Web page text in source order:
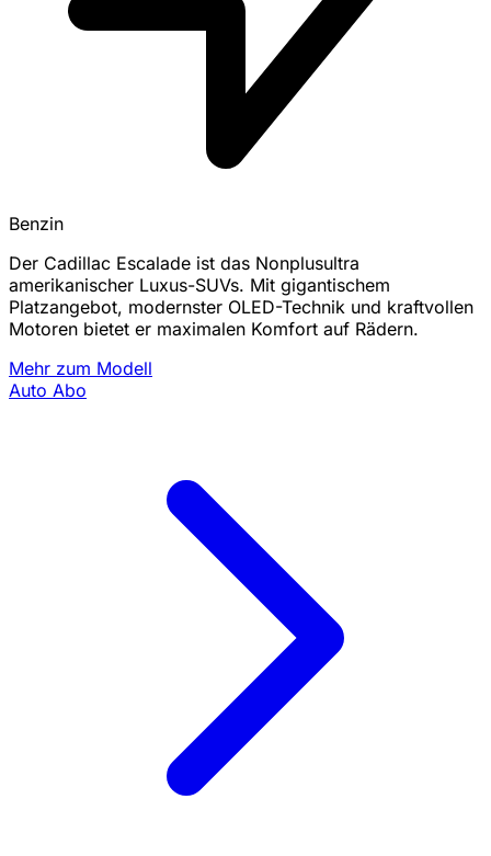
Benzin
Der Cadillac Escalade ist das Nonplusultra
amerikanischer Luxus-SUVs. Mit gigantischem
Platzangebot, modernster OLED-Technik und kraftvollen
Motoren bietet er maximalen Komfort auf Rädern.
Mehr zum Modell
Auto Abo